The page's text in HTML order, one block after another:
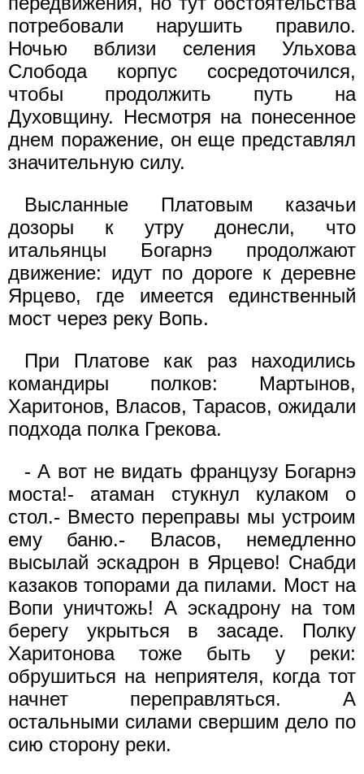
потребовали нарушить правило.
Ночью вблизи селения Ульхова
Слобода корпус сосредоточился,
чтобы продолжить путь на
Духовщину. Несмотря на понесенное
днем поражение, он еще представлял
значительную силу.
Высланные Платовым казачьи
дозоры к утру донесли, что
итальянцы Богарнэ продолжают
движение: идут по дороге к деревне
Ярцево, где имеется единственный
мост через реку Вопь.
При Платове как раз находились
командиры полков: Мартынов,
Харитонов, Власов, Тарасов, ожидали
подхода полка Грекова.
- А вот не видать французу Богарнэ
моста!- атаман стукнул кулаком о
стол.- Вместо переправы мы устроим
ему баню.- Власов, немедленно
высылай эскадрон в Ярцево! Снабди
казаков топорами да пилами. Мост на
Вопи уничтожь! А эскадрону на том
берегу укрыться в засаде. Полку
Харитонова тоже быть у реки:
обрушиться на неприятеля, когда тот
начнет переправляться. А
остальными силами свершим дело по
сию сторону реки.